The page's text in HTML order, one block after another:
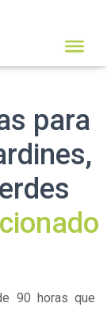
para
90 horas que